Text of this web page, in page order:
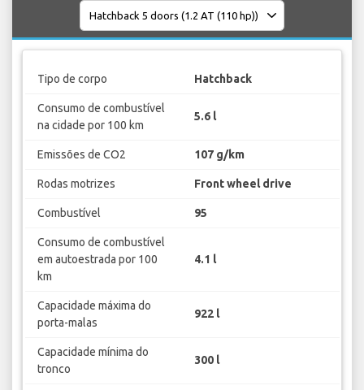
Tipo de corpo Hatchback
Consumo de combustível
na cidade por 100 km
5.6 l
Emissões de CO2 107 g/km
Rodas motrizes Front wheel drive
Combustível 95
Consumo de combustível
em autoestrada por 100
km
4.1 l
Capacidade máxima do
porta-malas
922 l
Capacidade mínima do
tronco
300 l